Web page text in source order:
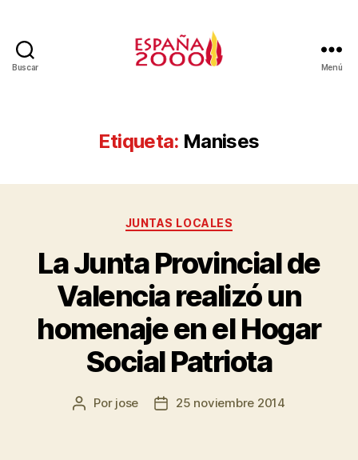
Buscar Menú
Etiqueta: Manises
JUNTAS LOCALES
La Junta Provincial de
Valencia realizó un
homenaje en el Hogar
Social Patriota
Por jose 25 noviembre 2014